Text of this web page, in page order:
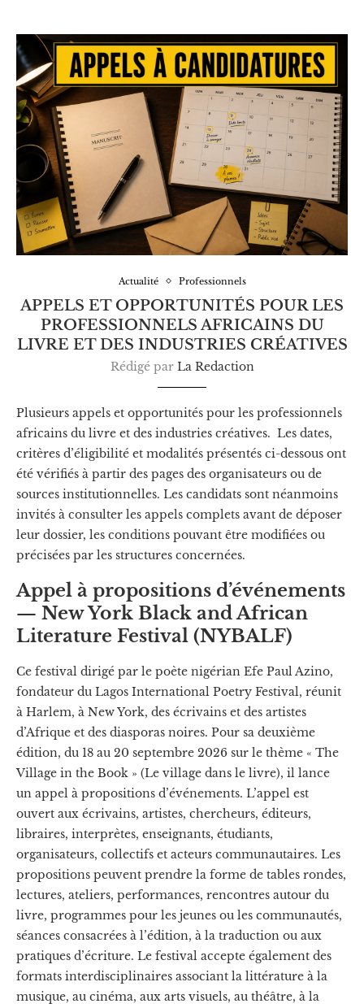
Actualité Professionnels
APPELS ET OPPORTUNITÉS POUR LES
PROFESSIONNELS AFRICAINS DU
LIVRE ET DES INDUSTRIES CRÉATIVES
Rédigé par La Redaction
Plusieurs appels et opportunités pour les professionnels
africains du livre et des industries créatives. Les dates,
critères d’éligibilité et modalités présentés ci-dessous ont
été vérifiés à partir des pages des organisateurs ou de
sources institutionnelles. Les candidats sont néanmoins
invités à consulter les appels complets avant de déposer
leur dossier, les conditions pouvant être modifiées ou
précisées par les structures concernées.
Appel à propositions d’événements
— New York Black and African
Literature Festival (NYBALF)
Ce festival dirigé par le poète nigérian Efe Paul Azino,
fondateur du Lagos International Poetry Festival, réunit
à Harlem, à New York, des écrivains et des artistes
d’Afrique et des diasporas noires. Pour sa deuxième
édition, du 18 au 20 septembre 2026 sur le thème « The
Village in the Book » (Le village dans le livre), il lance
un appel à propositions d’événements. L’appel est
ouvert aux écrivains, artistes, chercheurs, éditeurs,
libraires, interprètes, enseignants, étudiants,
organisateurs, collectifs et acteurs communautaires. Les
propositions peuvent prendre la forme de tables rondes,
lectures, ateliers, performances, rencontres autour du
livre, programmes pour les jeunes ou les communautés,
séances consacrées à l’édition, à la traduction ou aux
pratiques d’écriture. Le festival accepte également des
formats interdisciplinaires associant la littérature à la
musique, au cinéma, aux arts visuels, au théâtre, à la